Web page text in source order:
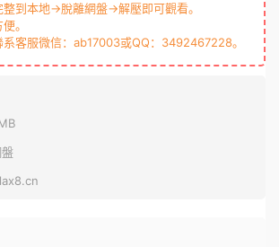
到本地→脫離網盤→解壓即可觀看。
。
客服微信：ab17003或QQ：3492467228。